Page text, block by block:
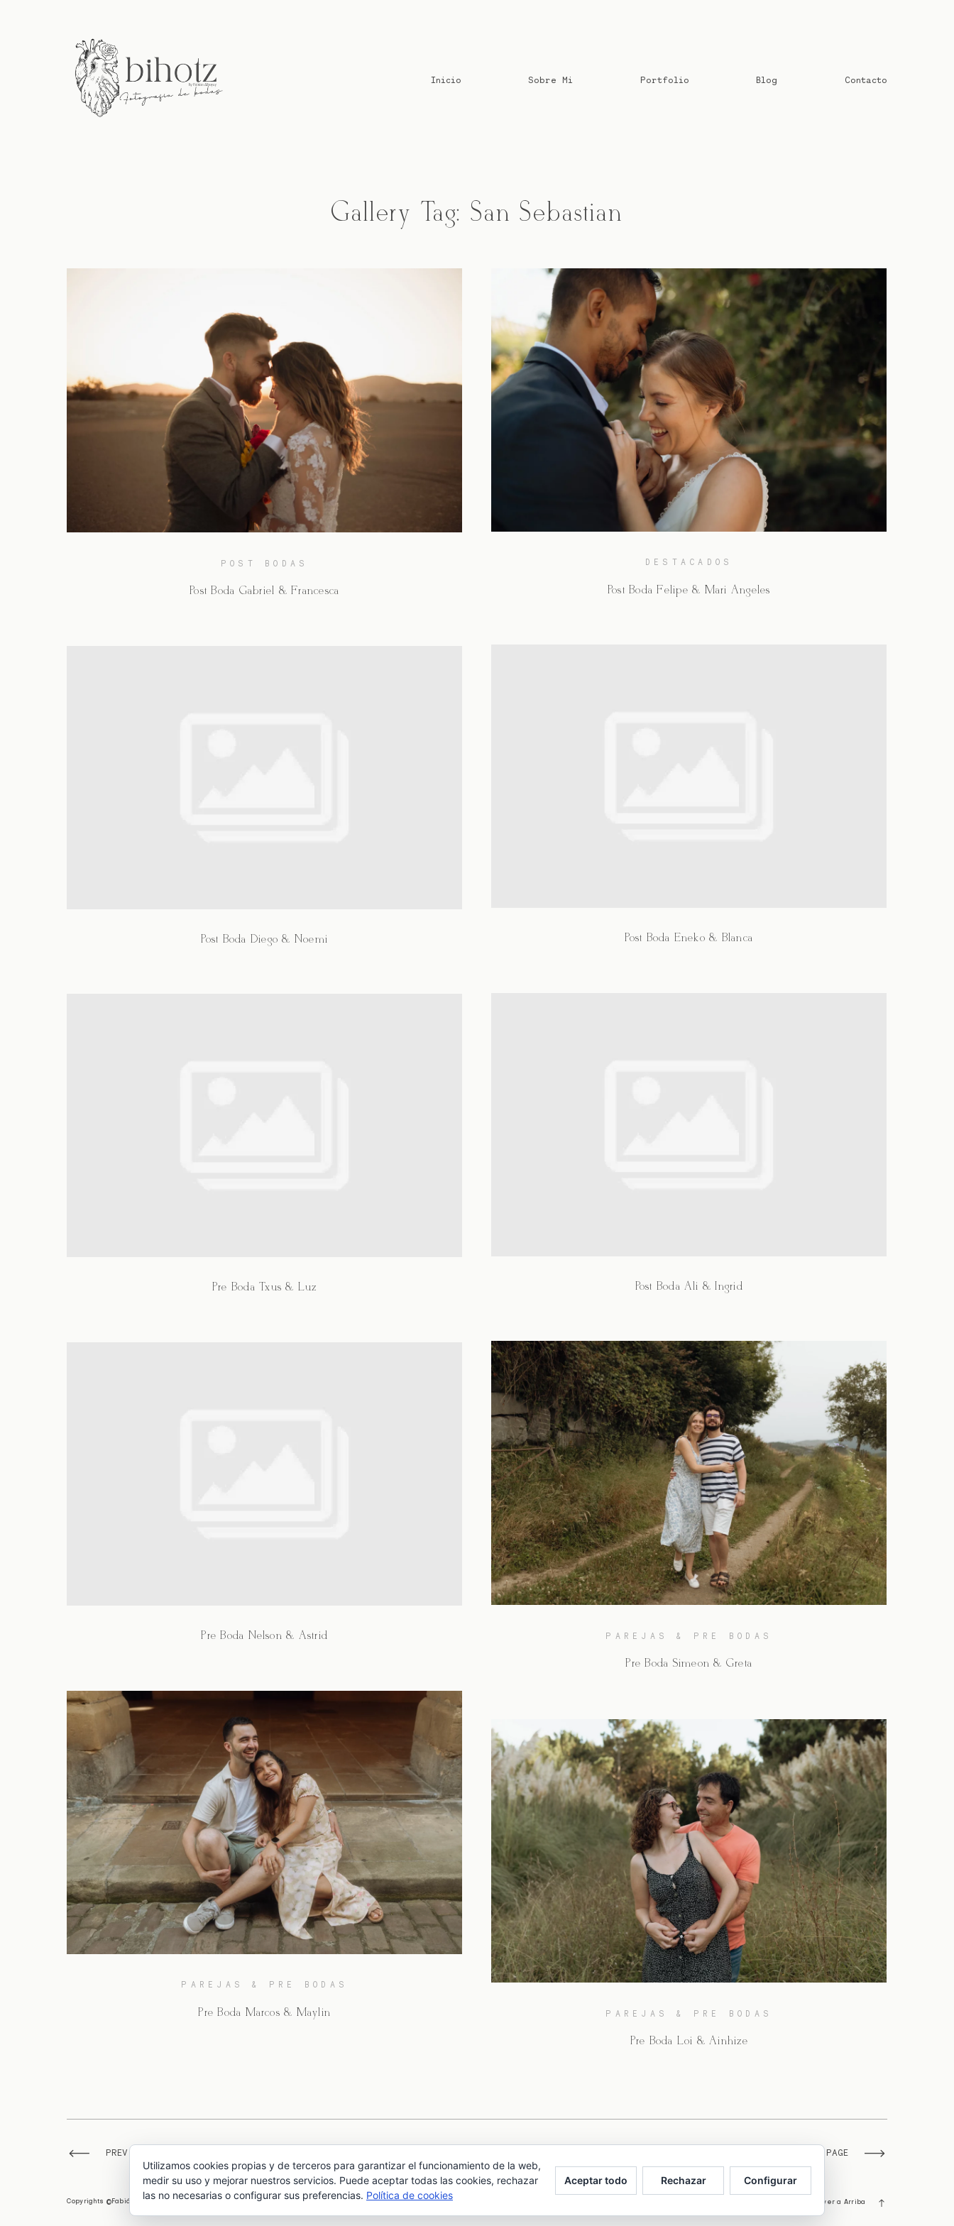
Inicio Sobre Mi Portfolio Blog Contacto
Gallery Tag: San Sebastian
POST BODAS
Post Boda Gabriel & Francesca
DESTACADOS
Post Boda Felipe & Mari Angeles
Post Boda Eneko & Blanca
Post Boda Diego & Noemi
Post Boda Ali & Ingrid
Pre Boda Txus & Luz
PAREJAS & PRE BODAS
Pre Boda Simeón & Greta
Pre Boda Nelson & Astrid
PAREJAS & PRE BODAS
Pre Boda Marcos & Maylin PAREJAS & PRE BODAS
Pre Boda Loi & Ainhize
PREV. PAGE NEXT PAGE
Copyrights ©Fabián Albayay 2026 | Todos los derechos reservados Volver a Arriba
Utilizamos cookies propias y de terceros para garantizar el funcionamiento de la web,
medir su uso y mejorar nuestros servicios. Puede aceptar todas las cookies, rechazar
las no necesarias o configurar sus preferencias. Política de cookies
Aceptar todo Rechazar Configurar